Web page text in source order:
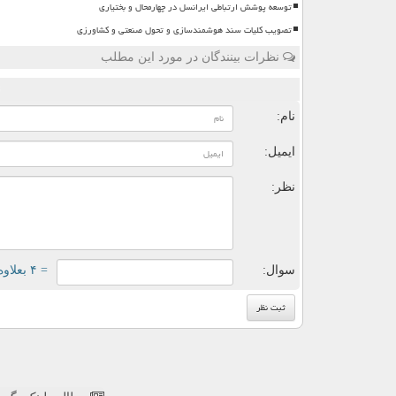
توسعه پوشش ارتباطی ایرانسل در چهارمحال و بختیاری
تصویب کلیات سند هوشمندسازی و تحول صنعتی و کشاورزی
نظرات بینندگان در مورد این مطلب
نام:
ایمیل:
نظر:
سوال: = ۴ بعلاوه ۱